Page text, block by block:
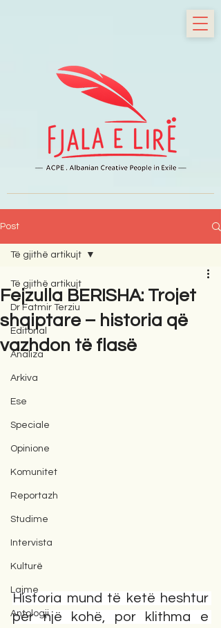
Post
Të gjithë artikujt
Dr Fatmir Terziu
Editorial
Analiza
Arkiva
Ese
Speciale
Opinione
Komunitet
Reportazh
Studime
Intervista
Kulturë
Lajme
Antologji
Të gjithë artikujt
Fejzulla BERISHA: Trojet
shqiptare – historia që
vazhdon të flasë
Historia mund të ketë heshtur
për një kohë, por klithma e